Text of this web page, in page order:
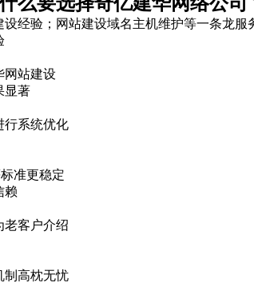
经验；网站建设域名主机维护等一条龙服
网站建设
行系统优化
准更稳定
老客户介绍
制高枕无忧